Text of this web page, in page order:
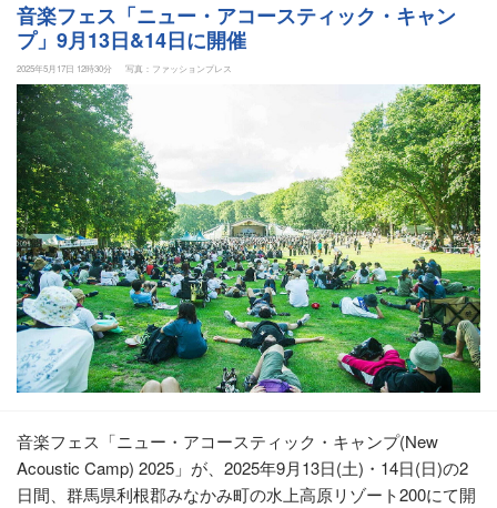
音楽フェス「ニュー・アコースティック・キャン
プ」9月13日&14日に開催
2025年5月17日 12時30分 写真：ファッションプレス
音楽フェス「ニュー・アコースティック・キャンプ(New
Acoustic Camp) 2025」が、2025年9月13日(土)・14日(日)の2
日間、群馬県利根郡みなかみ町の水上高原リゾート200にて開